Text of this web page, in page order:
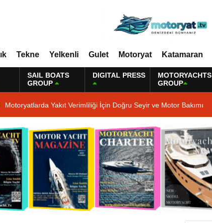
Tekne Yelkenli Gulet Motoryat Katamaran
SAIL BOATS
GROUP
DIGITAL PRESS
MOTORYACHTS
GROUP
Motoryatlarda Yakıt Verimliliği İçin Doğru Seyir ve Motor Bakımı